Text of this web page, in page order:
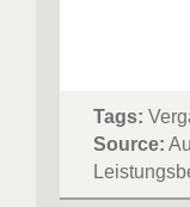
Tags:
Source: